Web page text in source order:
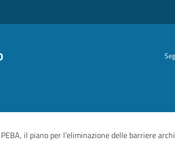
il piano per l’eliminazione delle barriere